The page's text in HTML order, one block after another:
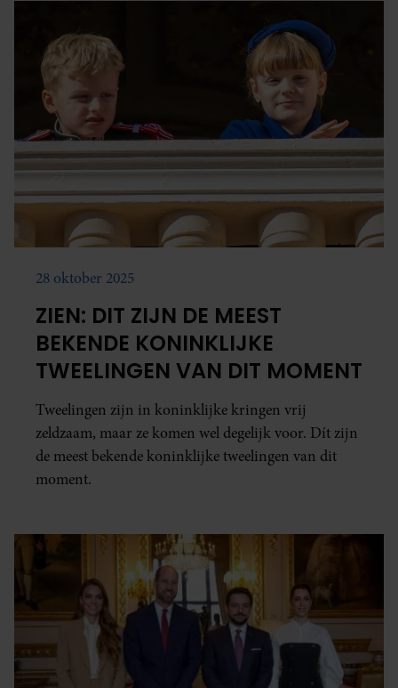
28 oktober 2025
ZIEN: DIT ZIJN DE MEEST
BEKENDE KONINKLIJKE
TWEELINGEN VAN DIT MOMENT
Tweelingen zijn in koninklijke kringen vrij
zeldzaam, maar ze komen wel degelijk voor. Dít zijn
de meest bekende koninklijke tweelingen van dit
moment.